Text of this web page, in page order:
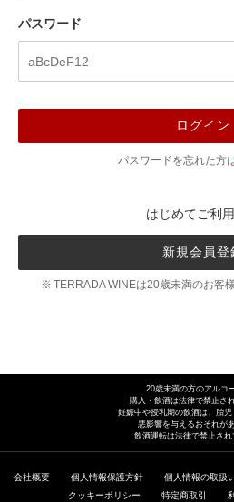
パスワード
ログイン
パスワードを忘れた方
はじめてご利
新規会員登
TERRADA WINEは20歳未満のお客
20歳未満の方のアルコ
購入・飲酒は法律で禁止さ
妊娠中や授乳期の飲酒は、胎児
悪影響を与えるおそれが
飲酒運転は法律で禁止され
会社概要 個人情報保護方針 個人情報の取扱
クッキーポリシー
特定商取引